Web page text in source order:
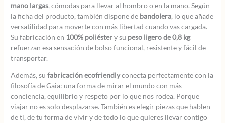
mano largas, cómodas para llevar al hombro o en la mano. Según
la ficha del producto, también dispone de bandolera, lo que añade
versatilidad para moverte con más libertad cuando vas cargada.
Su fabricación en 100% poliéstery su peso ligero de 0,8 kg
refuerzan esa sensación de bolso funcional, resistente y fácil de
transportar.
Además, sufabricación ecofriendlyconecta perfectamente con la
filosofía de Gaia: una forma de mirar el mundo con más
conciencia, equilibrio y respeto por lo que nos rodea. Porque
viajar no es solo desplazarse. También es elegir piezas que hablen
de ti, de tu forma de vivir y de todo lo que quieres llevar contigo